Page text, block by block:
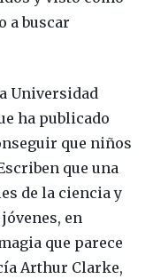
a buscar
Universidad
ha publicado
que niños
que una
de la ciencia y
en
que parece
Arthur Clarke,